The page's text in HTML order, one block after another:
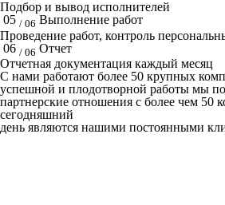
Подбор и вывод исполнителей
05 / 06 Выполнение работ
Проведение работ, контроль
06 / 06 Отчет
Отчетная документация каждый месяц
C нами работают более 50 крупных
успешной и плодотворной работы мы
партнерские отношения с более чем 50
сегодняшний
день являются нашими постоянными